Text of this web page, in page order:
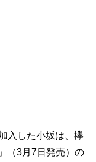
入した小坂は、欅
（3月7日発売）の